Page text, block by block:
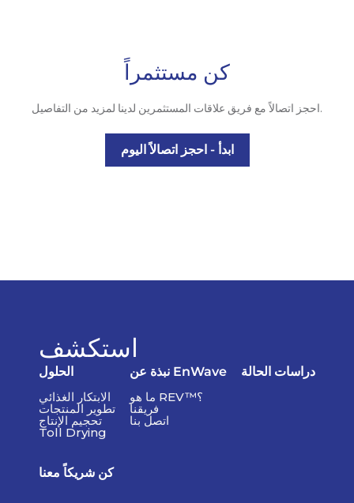
كن مستثمراً
احجز اتصالاً مع فريق علاقات المستثمرين لدينا لمزيد من التفاصيل.
ابدأ - احجز اتصالاً اليوم
استكشف
الحلول
الابتكار الغذائي
تطوير المنتجات
تحجيم الإنتاج
Toll Drying
نبذة عن EnWave
ما هو REV™؟
فريقنا
اتصل بنا
دراسات الحالة
كن شريكاً معنا